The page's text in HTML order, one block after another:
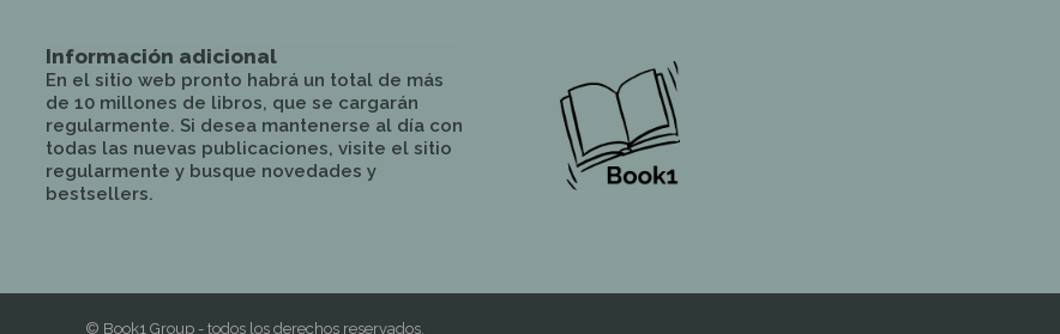
Información adicional
En el sitio web pronto habrá un total de más
de 10 millones de libros, que se cargarán
regularmente. Si desea mantenerse al día con
todas las nuevas publicaciones, visite el sitio
regularmente y busque novedades y
bestsellers.
© Book1 Group - todos los derechos reservados.